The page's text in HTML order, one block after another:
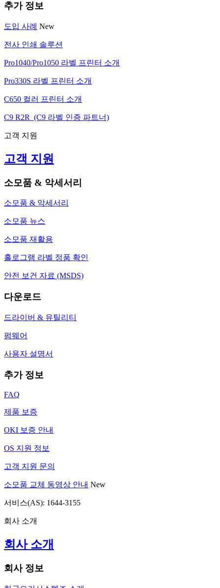
추가 정보
도입 사례 New
전사 인쇄 솔루션
Pro1040/Pro1050 라벨 프린터 소개
Pro330S 라벨 프린터 소개
C650 컬러 프린터 소개
C9 R2R (C9 라벨 인증 파트너)
고객 지원
고객 지원
소모품 & 악세서리
소모품 & 악세서리
소모품 뉴스
소모품 재활용
홀로그램 라벨 정품 확인
안전 보건 자료 (MSDS)
다운로드
드라이버 & 유틸리티
펌웨어
사용자 설명서
추가 정보
FAQ
제품 보증
OKI 보증 안내
OS 지원 정보
고객 지원 문의
소모품 교체 동영상 안내 New
서비스(AS): 1644-3155
회사 소개
회사 소개
회사 정보